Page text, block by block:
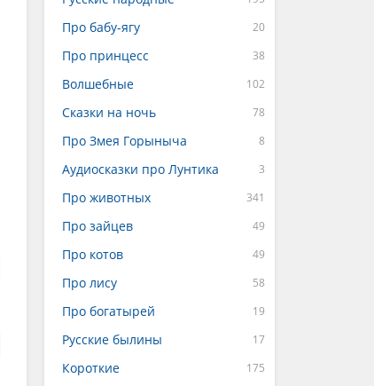
Про бабу-ягу
Про принцесс
Волшебные
Сказки на ночь
Про Змея Горыныча
Аудиосказки про Лунтика
Про животных
Про зайцев
Про котов
Про лису
Про богатырей
Русские былины
Короткие